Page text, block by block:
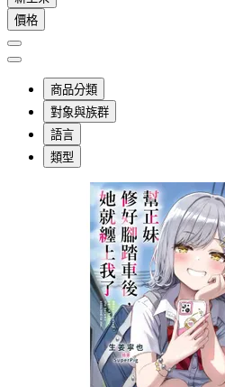
價格
商品分類
對象與族群
語言
類型